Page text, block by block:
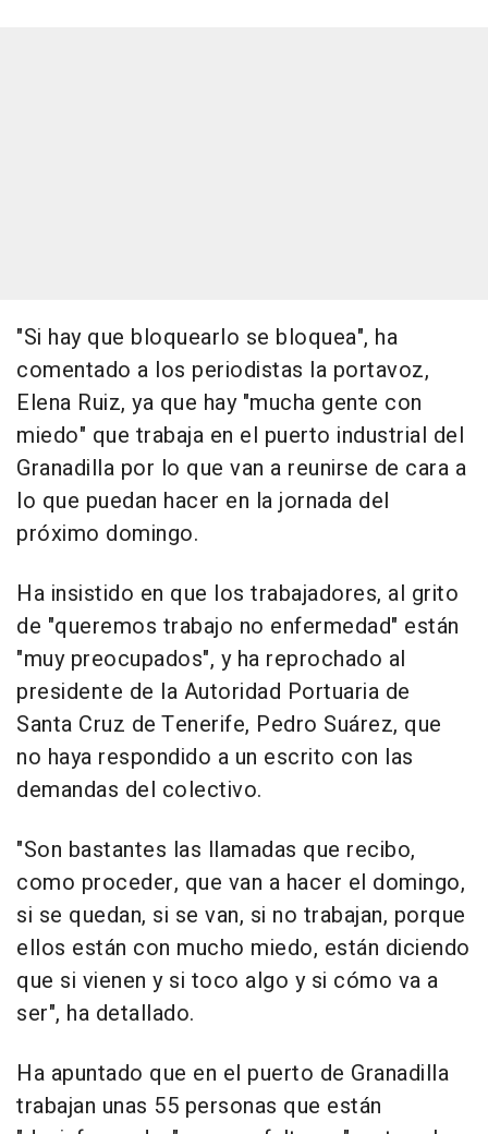
"Si hay que bloquearlo se bloquea", ha
comentado a los periodistas la portavoz,
Elena Ruiz, ya que hay "mucha gente con
miedo" que trabaja en el puerto industrial del
Granadilla por lo que van a reunirse de cara a
lo que puedan hacer en la jornada del
próximo domingo.
Ha insistido en que los trabajadores, al grito
de "queremos trabajo no enfermedad" están
"muy preocupados", y ha reprochado al
presidente de la Autoridad Portuaria de
Santa Cruz de Tenerife, Pedro Suárez, que
no haya respondido a un escrito con las
demandas del colectivo.
"Son bastantes las llamadas que recibo,
como proceder, que van a hacer el domingo,
si se quedan, si se van, si no trabajan, porque
ellos están con mucho miedo, están diciendo
que si vienen y si toco algo y si cómo va a
ser", ha detallado.
Ha apuntado que en el puerto de Granadilla
trabajan unas 55 personas que están